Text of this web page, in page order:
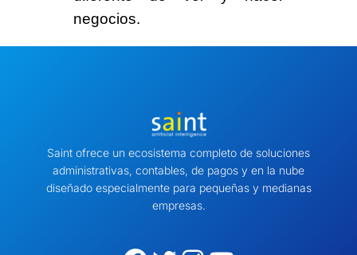
negocios.
Saint ofrece un ecosistema completo de soluciones
administrativas, contables, de pagos y en la nube
diseñado especialmente para pequeñas y medianas
empresas.